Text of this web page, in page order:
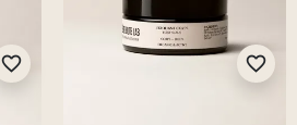
favorite_border favorite_border